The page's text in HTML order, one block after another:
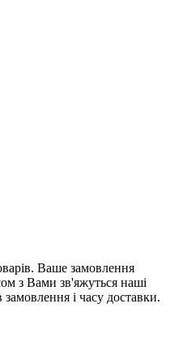
Ваше замовлення
з Вами зв'яжуться наші
і часу доставки.